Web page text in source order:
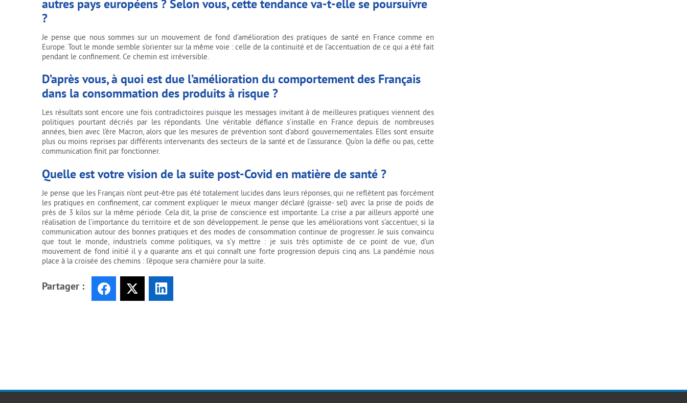
autres pays européens ? Selon vous, cette tendance va-t-elle se poursuivre
?
Je pense que nous sommes sur un mouvement de fond d’amélioration des pratiques de santé en France comme en
Europe. Tout le monde semble s’orienter sur la même voie : celle de la continuité et de l’accentuation de ce qui a été fait
pendant le confinement. Ce chemin est irréversible.
D’après vous, à quoi est due l’amélioration du comportement des Français
dans la consommation des produits à risque ?
Les résultats sont encore une fois contradictoires puisque les messages invitant à de meilleures pratiques viennent des
politiques pourtant décriés par les répondants. Une véritable défiance s’installe en France depuis de nombreuses
années, bien avec l’ère Macron, alors que les mesures de prévention sont d’abord gouvernementales. Elles sont ensuite
plus ou moins reprises par différents intervenants des secteurs de la santé et de l’assurance. Qu’on la défie ou pas, cette
communication finit par fonctionner.
Quelle est votre vision de la suite post-Covid en matière de santé ?
Je pense que les Français n’ont peut-être pas été totalement lucides dans leurs réponses, qui ne reflètent pas forcément
les pratiques en confinement, car comment expliquer le mieux manger déclaré (graisse- sel) avec la prise de poids de
près de 3 kilos sur la même période. Cela dit, la prise de conscience est importante. La crise a par ailleurs apporté une
réalisation de l’importance du territoire et de son développement. Je pense que les améliorations vont s’accentuer, si la
communication autour des bonnes pratiques et des modes de consommation continue de progresser. Je suis convaincu
que tout le monde, industriels comme politiques, va s’y mettre : je suis très optimiste de ce point de vue, d’un
mouvement de fond initié il y a quarante ans et qui connaît une forte progression depuis cinq ans. La pandémie nous
place à la croisée des chemins : l’époque sera charnière pour la suite.
Partager : Facebook